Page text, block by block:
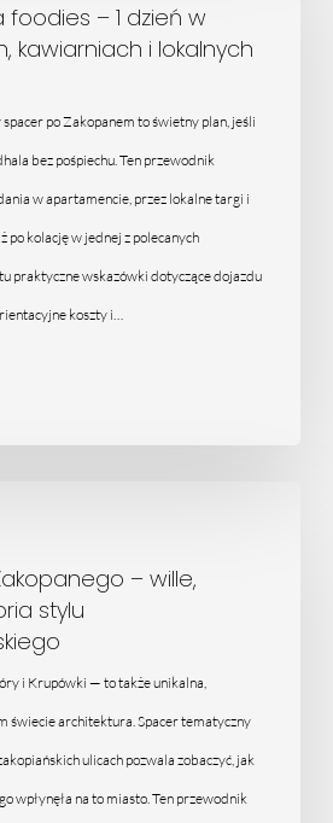
foodies – 1 dzień w
kawiarniach i lokalnych
po Zakopanem to świetny plan, jeśli
bez pośpiechu. Ten przewodnik
w apartamencie, przez lokalne targi i
po kolację w jednej z polecanych
praktyczne wskazówki dotyczące dojazdu
koszty i…
– wille,
stylu
i Krupówki — to także unikalna,
świecie architektura. Spacer tematyczny
ulicach pozwala zobaczyć, jak
wpłynęła na to miasto. Ten przewodnik